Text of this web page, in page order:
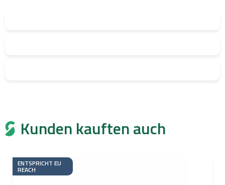
Kunden kauften auch
ENTSPRICHT EU
REACH